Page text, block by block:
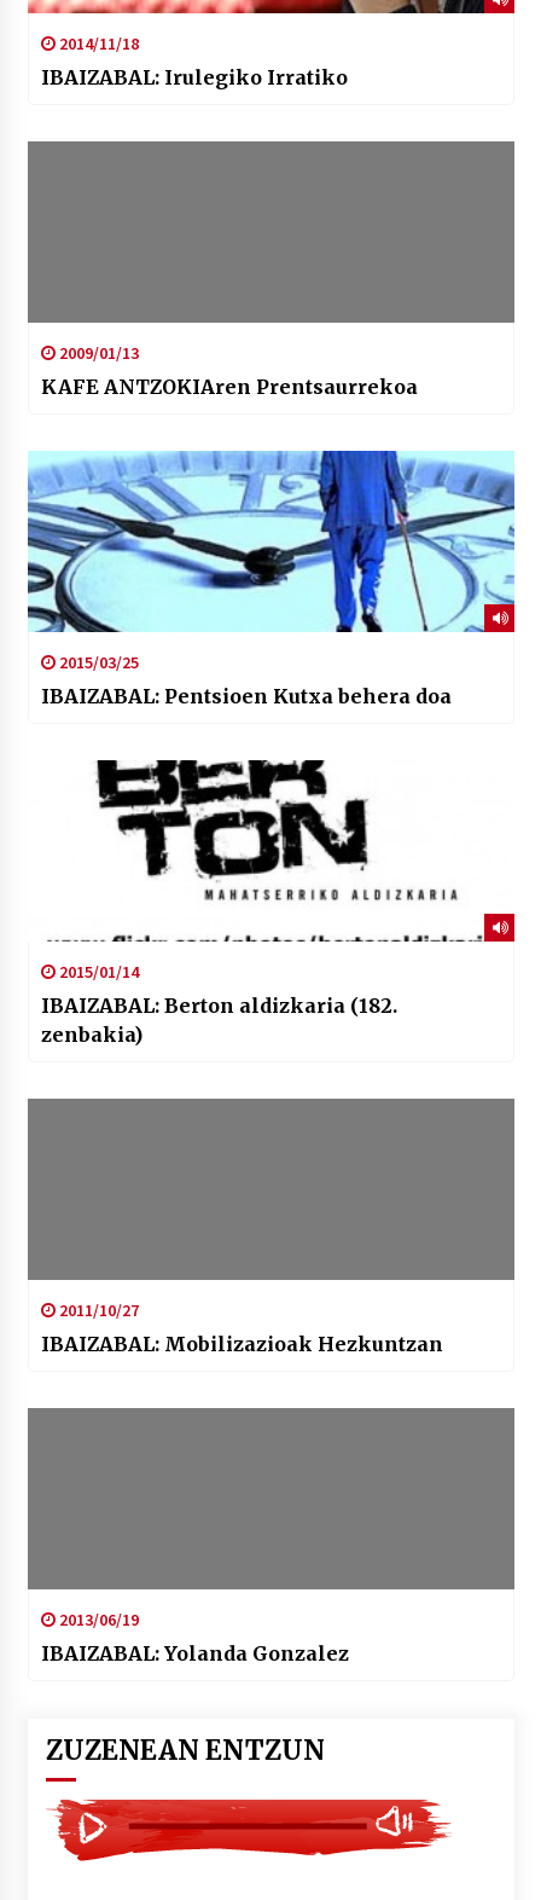
2014/11/18
IBAIZABAL: Irulegiko Irratiko
2009/01/13
KAFE ANTZOKIAren Prentsaurrekoa
2015/03/25
IBAIZABAL: Pentsioen Kutxa behera doa
2015/01/14
IBAIZABAL: Berton aldizkaria (182.
zenbakia)
2011/10/27
IBAIZABAL: Mobilizazioak Hezkuntzan
2013/06/19
IBAIZABAL: Yolanda Gonzalez
ZUZENEAN ENTZUN